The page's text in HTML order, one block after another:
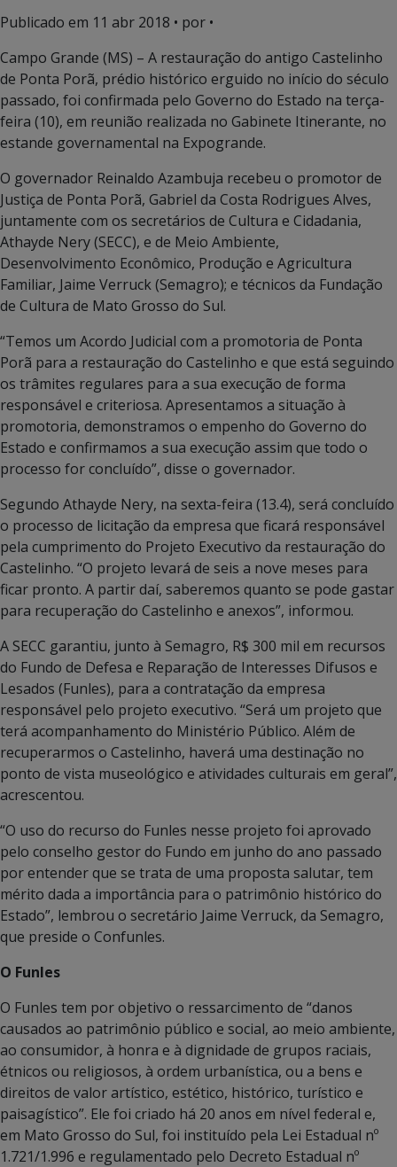
Publicado em 11 abr 2018 • por •
Campo Grande (MS) – A restauração do antigo Castelinho
de Ponta Porã, prédio histórico erguido no início do século
passado, foi confirmada pelo Governo do Estado na terça-
feira (10), em reunião realizada no Gabinete Itinerante, no
estande governamental na Expogrande.
O governador Reinaldo Azambuja recebeu o promotor de
Justiça de Ponta Porã, Gabriel da Costa Rodrigues Alves,
juntamente com os secretários de Cultura e Cidadania,
Athayde Nery (SECC), e de Meio Ambiente,
Desenvolvimento Econômico, Produção e Agricultura
Familiar, Jaime Verruck (Semagro); e técnicos da Fundação
de Cultura de Mato Grosso do Sul.
“Temos um Acordo Judicial com a promotoria de Ponta
Porã para a restauração do Castelinho e que está seguindo
os trâmites regulares para a sua execução de forma
responsável e criteriosa. Apresentamos a situação à
promotoria, demonstramos o empenho do Governo do
Estado e confirmamos a sua execução assim que todo o
processo for concluído”, disse o governador.
Segundo Athayde Nery, na sexta-feira (13.4), será concluído
o processo de licitação da empresa que ficará responsável
pela cumprimento do Projeto Executivo da restauração do
Castelinho. “O projeto levará de seis a nove meses para
ficar pronto. A partir daí, saberemos quanto se pode gastar
para recuperação do Castelinho e anexos”, informou.
A SECC garantiu, junto à Semagro, R$ 300 mil em recursos
do Fundo de Defesa e Reparação de Interesses Difusos e
Lesados (Funles), para a contratação da empresa
responsável pelo projeto executivo. “Será um projeto que
terá acompanhamento do Ministério Público. Além de
recuperarmos o Castelinho, haverá uma destinação no
ponto de vista museológico e atividades culturais em geral”,
acrescentou.
“O uso do recurso do Funles nesse projeto foi aprovado
pelo conselho gestor do Fundo em junho do ano passado
por entender que se trata de uma proposta salutar, tem
mérito dada a importância para o patrimônio histórico do
Estado”, lembrou o secretário Jaime Verruck, da Semagro,
que preside o Confunles.
O Funles
O Funles tem por objetivo o ressarcimento de “danos
causados ao patrimônio público e social, ao meio ambiente,
ao consumidor, à honra e à dignidade de grupos raciais,
étnicos ou religiosos, à ordem urbanística, ou a bens e
direitos de valor artístico, estético, histórico, turístico e
paisagístico”. Ele foi criado há 20 anos em nível federal e,
em Mato Grosso do Sul, foi instituído pela Lei Estadual nº
1.721/1.996 e regulamentado pelo Decreto Estadual nº